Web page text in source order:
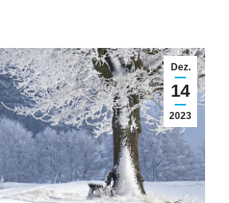
Dez.
14
2023